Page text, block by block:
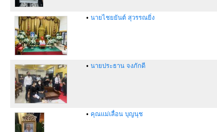
• นายไชยยันต์ สุวรรณยิ่ง
• นายประธาน จงภักดี
• คุณแม่เลื่อน บุญนุช